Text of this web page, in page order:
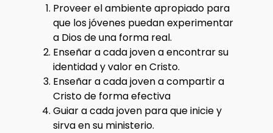
Proveer el ambiente apropiado para
que los jóvenes puedan experimentar
a Dios de una forma real.
Enseñar a cada joven a encontrar su
identidad y valor en Cristo.
Enseñar a cada joven a compartir a
Cristo de forma efectiva
Guiar a cada joven para que inicie y
sirva en su ministerio.